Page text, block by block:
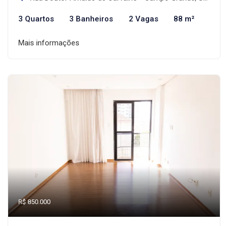
3 Quartos 3 Banheiros 2 Vagas 88 m²
Mais informações
R$ 850.000